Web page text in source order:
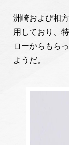
洲崎および相
用しており、
ローからもら
ようだ。